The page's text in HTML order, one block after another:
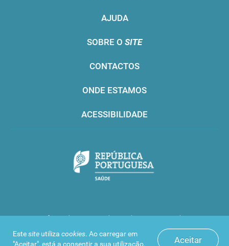
Aceitar
Estesite utiliza cookies. Ao carregar em
"Aceitar", está a consentir a sua utilização.
AJUDA
SOBRE O SITE
CONTACTOS
ONDE ESTAMOS
ACESSIBILIDADE
Infarmed © 2016. Todos os direitos reservados